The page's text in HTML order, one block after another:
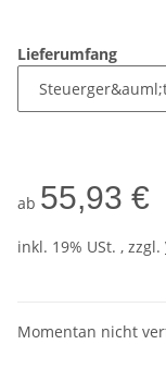
Lieferumfang
ab 55,93 €
inkl. 19% USt. , zzgl.
Momentan nicht